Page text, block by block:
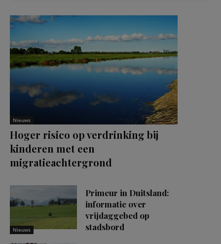
Nieuws
Hoger risico op verdrinking bij
kinderen met een
migratieachtergrond
Nieuws
Primeur in Duitsland:
informatie over
vrijdaggebed op
stadsbord